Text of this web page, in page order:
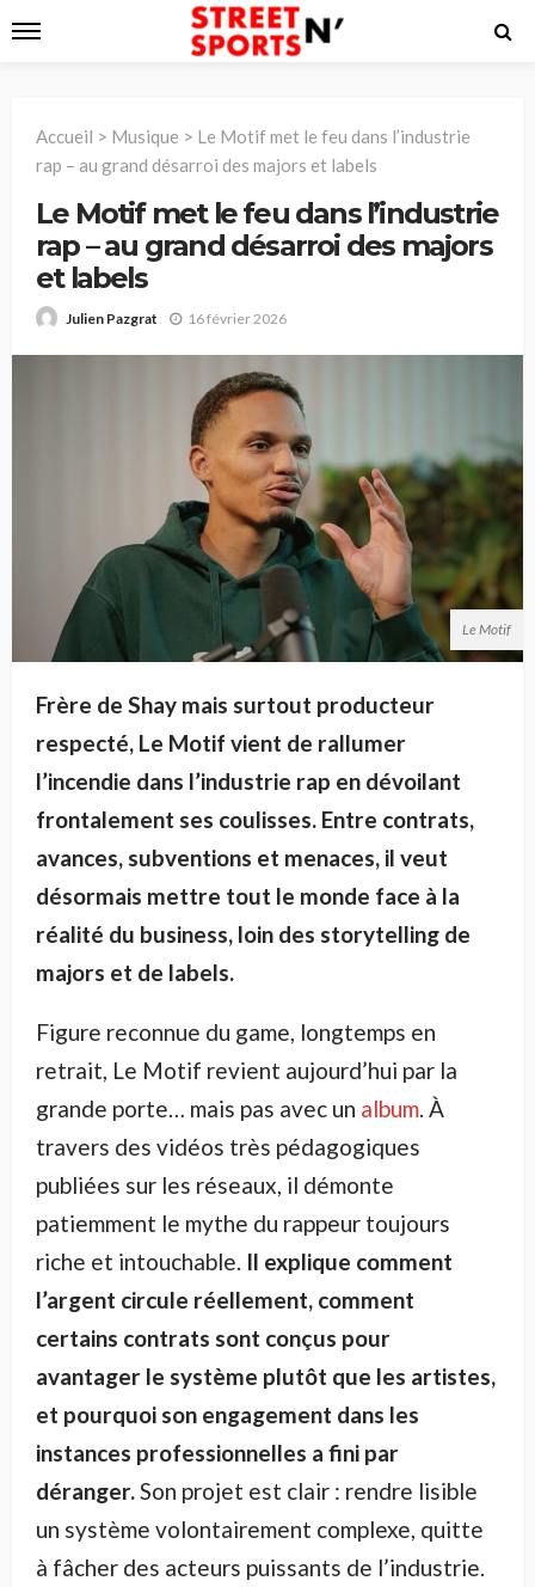
Accueil > Musique > Le Motif met le feu dans l’industrie
rap – au grand désarroi des majors et labels
Le Motif met le feu dans l’industrie
rap – au grand désarroi des majors
et labels
Julien Pazgrat 16 février 2026
Le Motif
Frère de Shay mais surtout producteur
respecté, Le Motif vient de rallumer
l’incendie dans l’industrie rap en dévoilant
frontalement ses coulisses. Entre contrats,
avances, subventions et menaces, il veut
désormais mettre tout le monde face à la
réalité du business, loin des storytelling de
majors et de labels.
Figure reconnue du game, longtemps en
retrait, Le Motif revient aujourd’hui par la
grande porte… mais pas avec un album. À
travers des vidéos très pédagogiques
publiées sur les réseaux, il démonte
patiemment le mythe du rappeur toujours
riche et intouchable. Il explique comment
l’argent circule réellement, comment
certains contrats sont conçus pour
avantager le système plutôt que les artistes,
et pourquoi son engagement dans les
instances professionnelles a fini par
déranger.Son projet est clair : rendre lisible
un système volontairement complexe, quitte
à fâcher des acteurs puissants de l’industrie.